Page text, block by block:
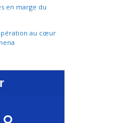
en marge du
au cœur